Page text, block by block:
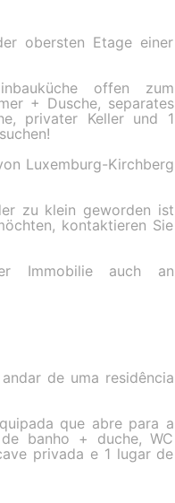
obersten Etage einer
offen zum
+ Dusche, separates
privater Keller und 1
Luxemburg-Kirchberg
zu klein geworden ist
kontaktieren Sie
Immobilie auch an
de uma residência
que abre para a
banho + duche, WC
privada e 1 lugar de